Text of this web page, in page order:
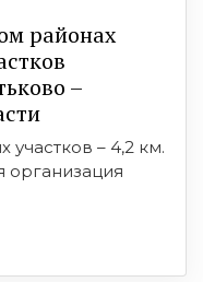
районах
–
– 4,2 км.
организация